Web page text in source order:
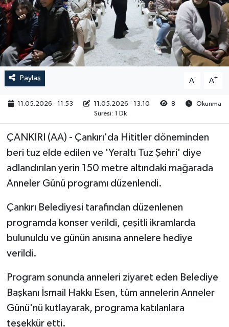
Paylaş A- A+
11.05.2026 - 11:53 11.05.2026 - 13:10 8
Okunma
Süresi: 1 Dk
ÇANKIRI (AA) - Çankırı'da Hititler döneminden
beri tuz elde edilen ve 'Yeraltı Tuz Şehri' diye
adlandırılan yerin 150 metre altındaki mağarada
Anneler Günü programı düzenlendi.
Çankırı Belediyesi tarafından düzenlenen
programda konser verildi, çeşitli ikramlarda
bulunuldu ve günün anısına annelere hediye
verildi.
Program sonunda anneleri ziyaret eden Belediye
Başkanı İsmail Hakkı Esen, tüm annelerin Anneler
Günü'nü kutlayarak, programa katılanlara
teşekkür etti.
RESMİ İLAN